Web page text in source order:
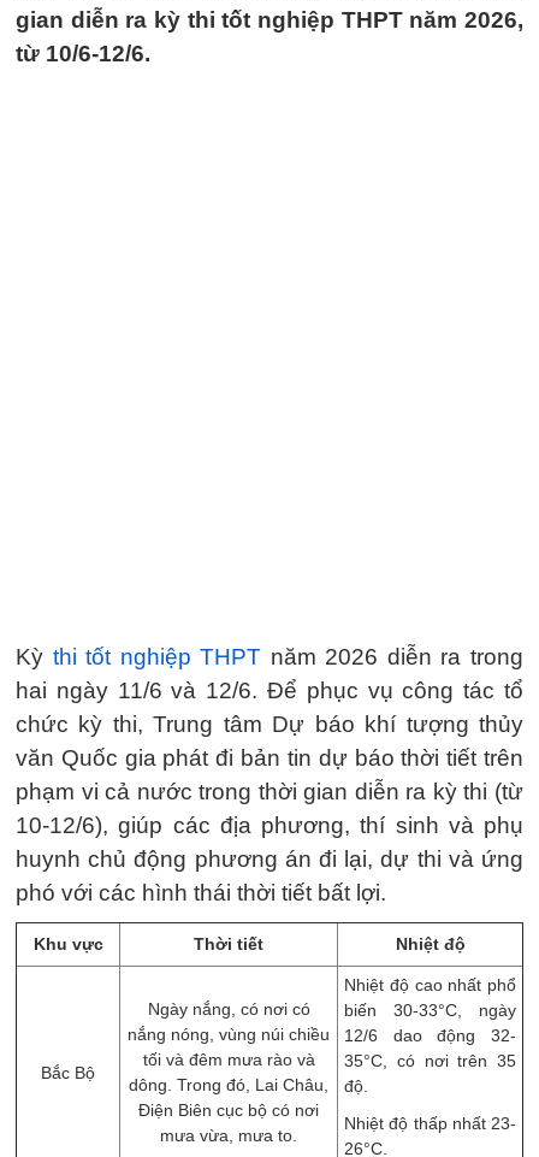
gian diễn ra kỳ thi tốt nghiệp THPT năm 2026,
từ 10/6-12/6.
Kỳ thi tốt nghiệp THPT năm 2026 diễn ra trong
hai ngày 11/6 và 12/6. Để phục vụ công tác tổ
chức kỳ thi, Trung tâm Dự báo khí tượng thủy
văn Quốc gia phát đi bản tin dự báo thời tiết trên
phạm vi cả nước trong thời gian diễn ra kỳ thi (từ
10-12/6), giúp các địa phương, thí sinh và phụ
huynh chủ động phương án đi lại, dự thi và ứng
phó với các hình thái thời tiết bất lợi.
Khu vực Thời tiết Nhiệt độ
Bắc Bộ
Ngày nắng, có nơi có
nắng nóng, vùng núi chiều
tối và đêm mưa rào và
dông. Trong đó, Lai Châu,
Điện Biên cục bộ có nơi
mưa vừa, mưa to.
Nhiệt độ cao nhất phổ
biến 30-33°C, ngày
12/6 dao động 32-
35°C, có nơi trên 35
độ.
Nhiệt độ thấp nhất 23-
26°C.